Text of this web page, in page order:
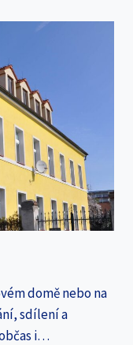
domě nebo na
sdílení a
i…